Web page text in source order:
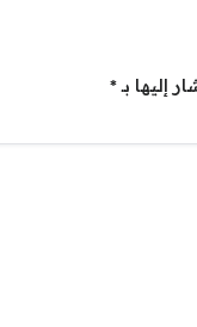
إليها بـ*